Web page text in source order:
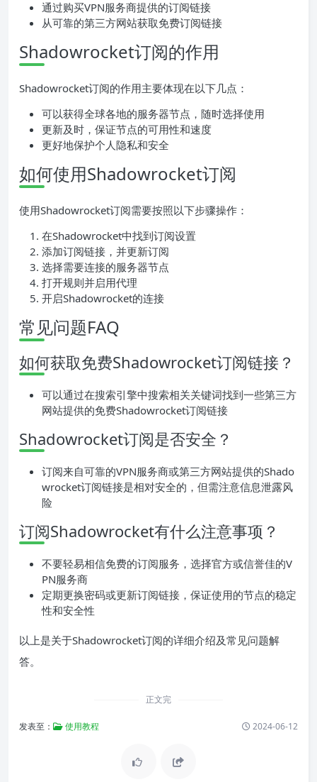
通过购买VPN服务商提供的订阅链接
从可靠的第三方网站获取免费订阅链接
Shadowrocket订阅的作用
Shadowrocket订阅的作用主要体现在以下几点：
可以获得全球各地的服务器节点，随时选择使用
更新及时，保证节点的可用性和速度
更好地保护个人隐私和安全
如何使用Shadowrocket订阅
使用Shadowrocket订阅需要按照以下步骤操作：
在Shadowrocket中找到订阅设置
添加订阅链接，并更新订阅
选择需要连接的服务器节点
打开规则并启用代理
开启Shadowrocket的连接
常见问题FAQ
如何获取免费Shadowrocket订阅链接？
可以通过在搜索引擎中搜索相关关键词找到一些第三方
网站提供的免费Shadowrocket订阅链接
Shadowrocket订阅是否安全？
订阅来自可靠的VPN服务商或第三方网站提供的Shado
wrocket订阅链接是相对安全的，但需注意信息泄露风
险
订阅Shadowrocket有什么注意事项？
不要轻易相信免费的订阅服务，选择官方或信誉佳的V
PN服务商
定期更换密码或更新订阅链接，保证使用的节点的稳定
性和安全性
以上是关于Shadowrocket订阅的详细介绍及常见问题解
答。
正文完
发表至： 使用教程 2024-06-12